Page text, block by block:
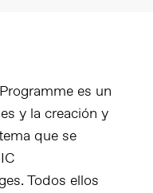
es un
y la creación y
que se
. Todos ellos